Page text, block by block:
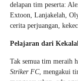
delapan tim peserta:
Extoon, Lanjakelah,
cerita perjuangan,
Pelajaran dari
Tak semua tim meraih
Striker FC, mengakui